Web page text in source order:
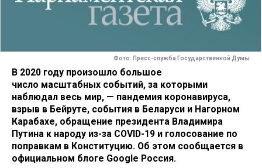
Фото: Пресс-служба Государственной Думы
В 2020 году произошло большое
число масштабных событий, за которыми
наблюдал весь мир, — пандемия коронавируса,
взрыв в Бейруте, события в Беларуси и Нагорном
Карабахе, обращение президента Владимира
Путина к народу из-за COVID-19 и голосование по
поправкам в Конституцию. Об этом сообщается в
официальном блоге Google Россия.